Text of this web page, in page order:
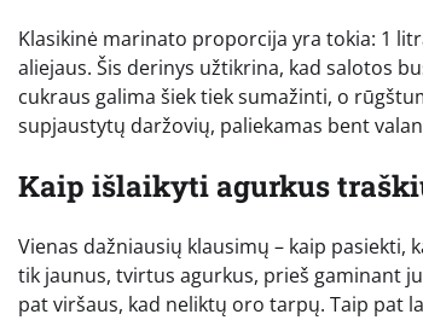
Klasikinė marinato proporcija yra tokia: 1
aliejaus. Šis derinys užtikrina, kad salotos
cukraus galima šiek tiek sumažinti, o
supjaustytų daržovių, paliekamas bent
Kaip išlaikyti agurkus
Vienas dažniausių klausimų – kaip
tik jaunus, tvirtus agurkus, prieš gaminant
pat viršaus, kad neliktų oro tarpų. Taip pat